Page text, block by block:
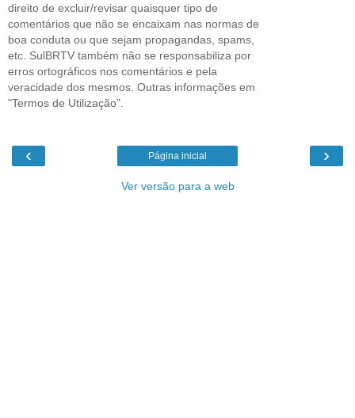
direito de excluir/revisar quaisquer tipo de
comentários que não se encaixam nas normas de
boa conduta ou que sejam propagandas, spams,
etc. SulBRTV também não se responsabiliza por
erros ortográficos nos comentários e pela
veracidade dos mesmos. Outras informações em
"Termos de Utilização".
‹ ›
Página inicial
Ver versão para a web